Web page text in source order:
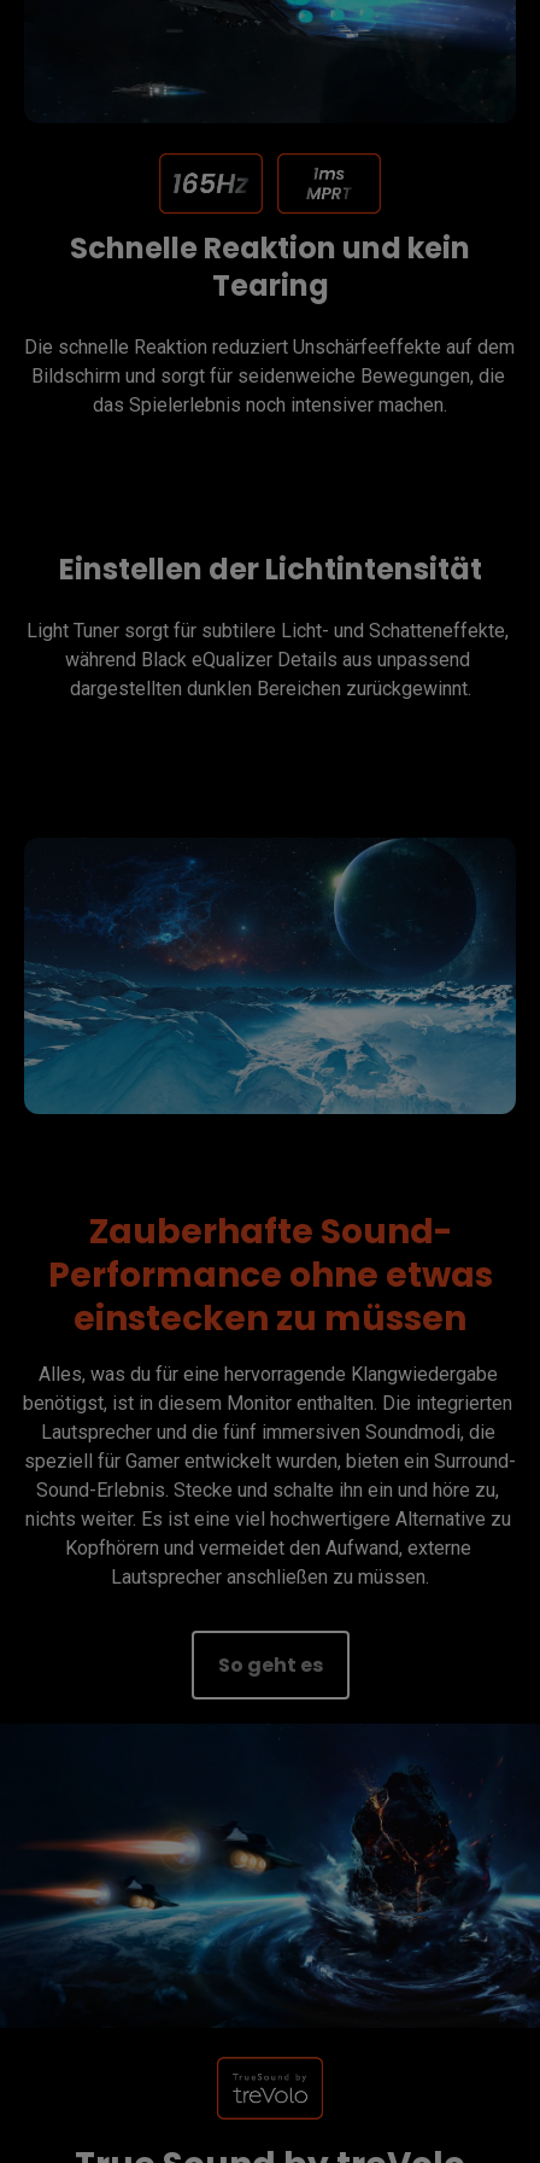
Schnelle Reaktion und kein
Tearing
Die schnelle Reaktion reduziert Unschärfeeffekte auf dem
Bildschirm und sorgt für seidenweiche Bewegungen, die
Einstellen der Lichtintensität
Light Tuner sorgt für subtilere Licht- und Schatteneffekte,
während Black eQualizer Details aus unpassend
dargestellten dunklen Bereichen zurückgewinnt.
Zauberhafte Sound-
Performance ohne etwas
einstecken zu müssen
Alles, was du für eine hervorragende Klangwiedergabe
benötigst, ist in diesem Monitor enthalten. Die integrierten
Lautsprecher und die fünf immersiven Soundmodi, die
speziell für Gamer entwickelt wurden, bieten ein Surround-
Sound-Erlebnis. Stecke und schalte ihn ein und höre zu,
nichts weiter. Es ist eine viel hochwertigere Alternative zu
Kopfhörern und vermeidet den Aufwand, externe
So geht es